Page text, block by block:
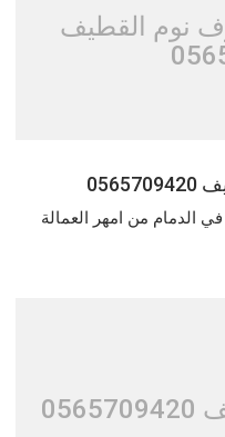
نوم القطيف
الدمام من امهر العمالة